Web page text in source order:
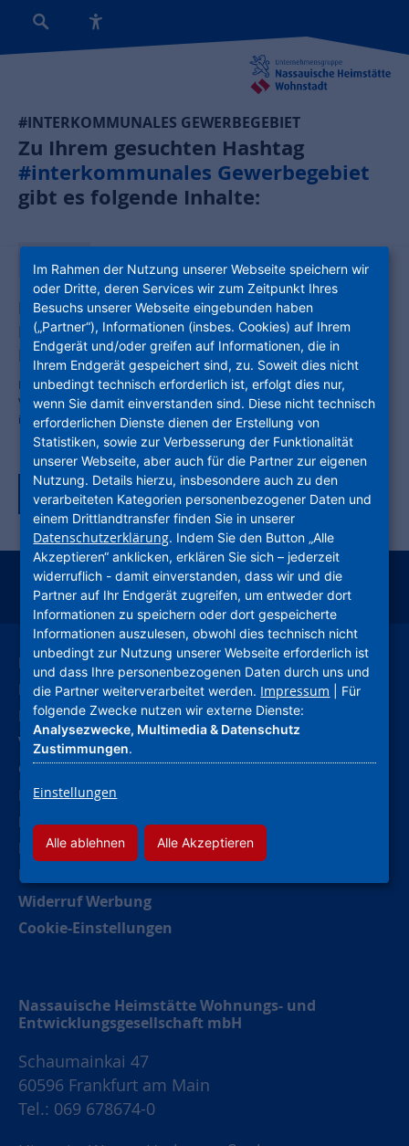
#INTERKOMMUNALES GEWERBEGEBIET
Zu Ihrem gesuchten Hashtag
#interkommunales Gewerbegebiet
gibt es folgende Inhalte:
News:
Projekt mit Strahlkraft: Economy Park
Heidelberg-Leimen entsteht unter
Federführung der ProjektStadt
NHW-Stadtentwickler setzen sich im europaweiten
Vergabeverfahren durch / Auf 99 Hektar entsteht das größte
interkommunale Gewerbegebiet Baden-Württembergs
Zurück zur Tagübersicht
instagramfacebookyoutubelinkedinkununuxing
Leichte Sprache
Deutsche Gebärdensprache
Kontakt
Verhaltenskodex (CoC)
Compliance
Hinweise und Meldestelle
Barrierefreiheitserklärung
Impressum
Datenschutz
Widerruf Werbung
Cookie-Einstellungen
Nassauische Heimstätte Wohnungs- und
Entwicklungsgesellschaft mbH
Schaumainkai 47
60596 Frankfurt am Main
Tel.: 069 678674-0
Im Rahmen der Nutzung unserer Webseite speichern wir
oder Dritte, deren Services wir zum Zeitpunkt Ihres
Besuchs unserer Webseite eingebunden haben
(„Partner“), Informationen (insbes. Cookies) auf Ihrem
Endgerät und/oder greifen auf Informationen, die in
Ihrem Endgerät gespeichert sind, zu. Soweit dies nicht
unbedingt technisch erforderlich ist, erfolgt dies nur,
wenn Sie damit einverstanden sind. Diese nicht technisch
erforderlichen Dienste dienen der Erstellung von
Statistiken, sowie zur Verbesserung der Funktionalität
unserer Webseite, aber auch für die Partner zur eigenen
Nutzung. Details hierzu, insbesondere auch zu den
verarbeiteten Kategorien personenbezogener Daten und
einem Drittlandtransfer finden Sie in unserer
Datenschutzerklärung. Indem Sie den Button „Alle
Akzeptieren“ anklicken, erklären Sie sich – jederzeit
widerruflich - damit einverstanden, dass wir und die
Partner auf Ihr Endgerät zugreifen, um entweder dort
Informationen zu speichern oder dort gespeicherte
Informationen auszulesen, obwohl dies technisch nicht
unbedingt zur Nutzung unserer Webseite erforderlich ist
und dass Ihre personenbezogenen Daten durch uns und
die Partner weiterverarbeitet werden. Impressum | Für
folgende Zwecke nutzen wir externe Dienste:
Analysezwecke, Multimedia & Datenschutz
Zustimmungen.
Einstellungen
Alle ablehnen Alle Akzeptieren